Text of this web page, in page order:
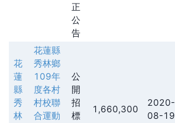
正
公
告
花
蓮
縣
秀
林
花蓮縣
秀林鄉
109年
度各村
村校聯
合運動
公
開
招
標
1,660,300
2020-
08-19